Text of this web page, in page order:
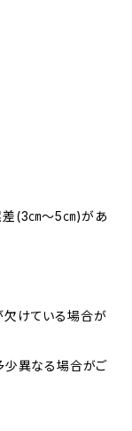
差(3㎝～5㎝)があ
けている場合が
少異なる場合がご